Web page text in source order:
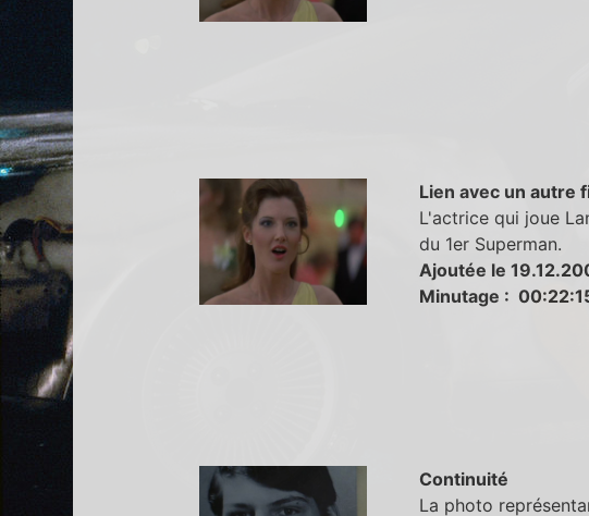
Lien avec un autre
L'actrice qui joue
du 1er Superman.
Ajoutée le
Minutage :
Continuité
La photo